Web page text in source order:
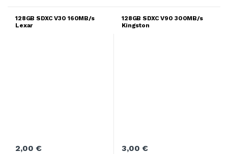
128GB SDXC V30 160MB/s
Lexar
2,00€
128GB SDXC V90 300MB/s
Kingston
3,00€